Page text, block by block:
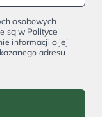
osobowych
są w Polityce
informacji o jej
adresu